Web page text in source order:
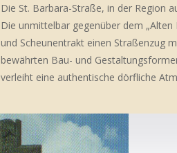
Die St. Barbara-Straße, in der Region
Die unmittelbar gegenüber dem
und Scheunentrakt einen Straßenzug
bewährten Bau- und
verleiht eine authentische dörfliche